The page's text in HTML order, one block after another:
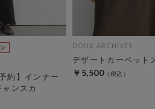
約】インナー
ンスカ
DOUX ARCHIVES
デザートカーペット
￥5,500